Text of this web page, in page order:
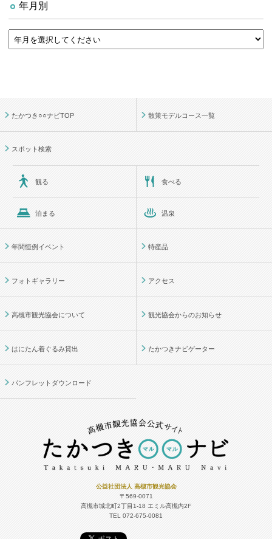
年月別
たかつき○○ナビTOP 散策モデルコース一覧
スポット検索
観る 食べる
泊まる 温泉
年間恒例イベント 特産品
フォトギャラリー アクセス
高槻市観光協会について 観光協会からのお知らせ
はにたん着ぐるみ貸出 たかつきナビゲーター
パンフレットダウンロード
公益社団法人 高槻市観光協会
〒569-0071
高槻市城北町2丁目1-18 エミル高槻内2F
TEL 072-675-0081